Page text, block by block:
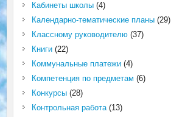
Кабинеты школы(4)
Календарно-тематические планы(29)
Классному руководителю(37)
Книги(22)
Коммунальные платежи(4)
Компетенция по предметам (6)
Конкурсы(28)
Контрольная работа(13)